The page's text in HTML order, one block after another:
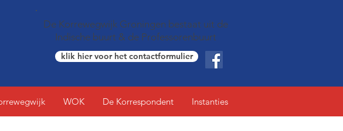
De Korrewegwijk Groningen bestaat uit de
Indische buurt & de Professorenbuurt
klik hier voor het contactformulier
WOK De Korrespondent Instanties